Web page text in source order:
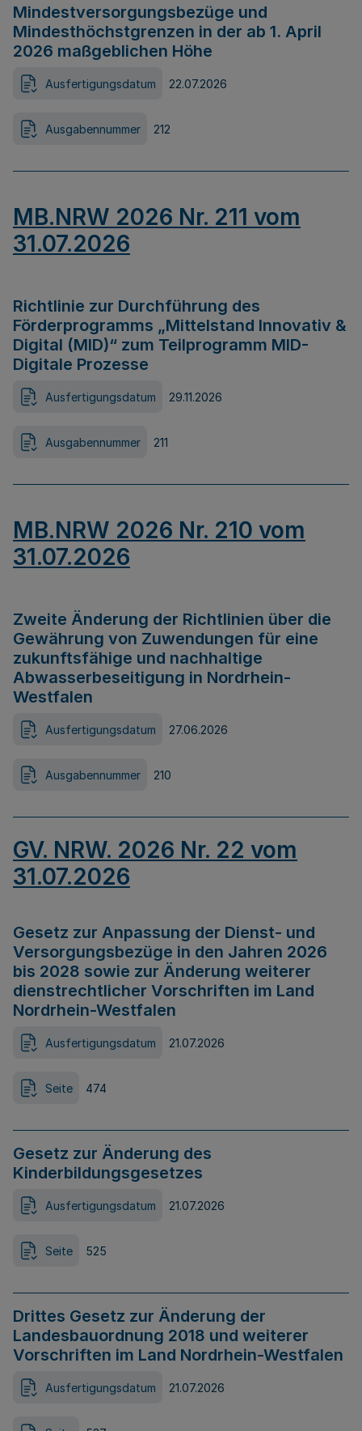
Mindestversorgungsbezüge und
Mindesthöchstgrenzen in der ab 1. April
2026 maßgeblichen Höhe
Ausfertigungsdatum 22.07.2026
Ausgabennummer 212
MB.NRW 2026 Nr. 211 vom
31.07.2026
Richtlinie zur Durchführung des
Förderprogramms „Mittelstand Innovativ &
Digital (MID)“ zum Teilprogramm MID-
Digitale Prozesse
Ausfertigungsdatum 29.11.2026
Ausgabennummer 211
MB.NRW 2026 Nr. 210 vom
31.07.2026
Zweite Änderung der Richtlinien über die
Gewährung von Zuwendungen für eine
zukunftsfähige und nachhaltige
Abwasserbeseitigung in Nordrhein-
Westfalen
Ausfertigungsdatum 27.06.2026
Ausgabennummer 210
GV. NRW. 2026 Nr. 22 vom
31.07.2026
Gesetz zur Anpassung der Dienst- und
Versorgungsbezüge in den Jahren 2026
bis 2028 sowie zur Änderung weiterer
dienstrechtlicher Vorschriften im Land
Nordrhein-Westfalen
Ausfertigungsdatum 21.07.2026
Seite 474
Gesetz zur Änderung des
Kinderbildungsgesetzes
Ausfertigungsdatum 21.07.2026
Seite 525
Drittes Gesetz zur Änderung der
Landesbauordnung 2018 und weiterer
Vorschriften im Land Nordrhein-Westfalen
Ausfertigungsdatum 21.07.2026